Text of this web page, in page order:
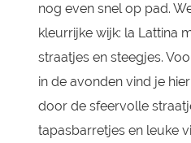
nog even snel op pad.
kleurrijke wijk: la Lattina
straatjes en steegjes.
in de avonden vind je
door de sfeervolle
tapasbarretjes en leuke